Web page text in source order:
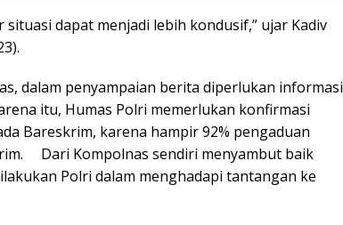
situasi dapat menjadi lebih kondusif,” ujar Kadiv
dalam penyampaian berita diperlukan informasi
itu, Humas Polri memerlukan konfirmasi
Bareskrim, karena hampir 92% pengaduan
Dari Kompolnas sendiri menyambut baik
Polri dalam menghadapi tantangan ke